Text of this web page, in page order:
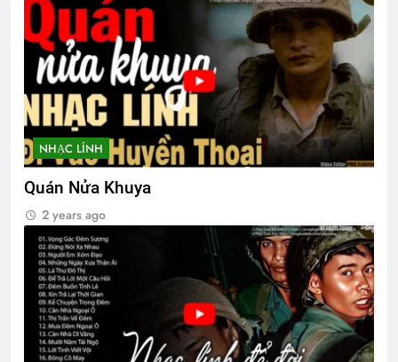
CSVSQ Quách Đức Chung K10
NƠI TÂM TRÍ KHÔNG CÓ NỖI SỢ
(Rabindranath Tagore)
2 Years Ago
Quảng Ngãi 1972-1973
SỰ TÍCH TÌNH YÊU
3 Years Ago
NHẠC LÍNH
Quán Nửa Khuya
2 years ago